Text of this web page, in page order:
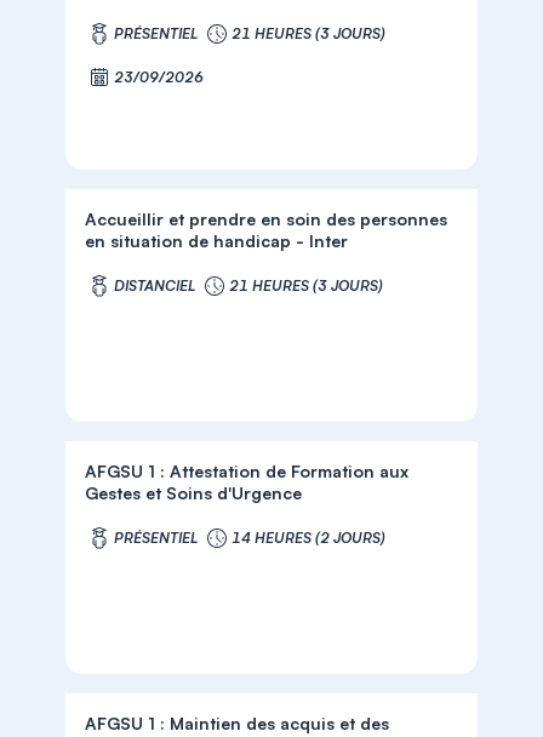
PRÉSENTIEL 21 HEURES (3 JOURS)
23/09/2026
Accueillir et prendre en soin des personnes
en situation de handicap - Inter
DISTANCIEL 21 HEURES (3 JOURS)
AFGSU 1 : Attestation de Formation aux
Gestes et Soins d'Urgence
PRÉSENTIEL 14 HEURES (2 JOURS)
AFGSU 1 : Maintien des acquis et des